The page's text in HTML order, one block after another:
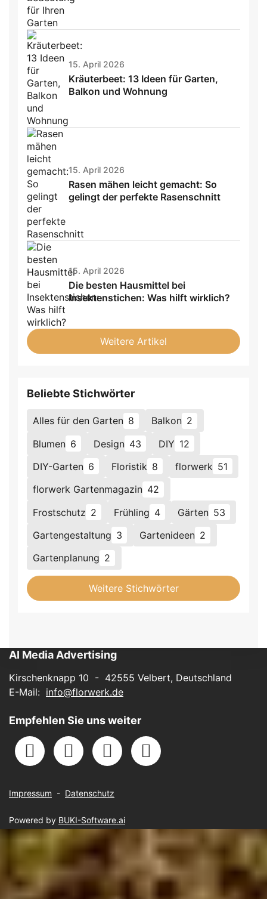
15. April 2026
Kräuterbeet: 13 Ideen für Garten,
Balkon und Wohnung
15. April 2026
Rasen mähen leicht gemacht: So
gelingt der perfekte Rasenschnitt
15. April 2026
Die besten Hausmittel bei
Insektenstichen: Was hilft wirklich?
Weitere Artikel
Beliebte Stichwörter
Alles für den Garten 8 Balkon 2
Blumen 6 Design 43 DIY 12
DIY-Garten 6 Floristik 8 florwerk 51
florwerk Gartenmagazin 42
Frostschutz 2 Frühling 4 Gärten 53
Gartengestaltung 3 Gartenideen 2
Gartenplanung 2
Weitere Stichwörter
AI Media Advertising
Kirschenknapp 10 - 42555 Velbert, Deutschland
E-Mail: info@florwerk.de
Empfehlen Sie uns weiter
Impressum - Datenschutz
Powered by BUKI-Software.ai